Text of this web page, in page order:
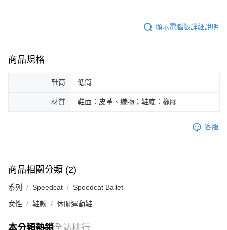
顯示電腦版詳細說明
商品規格
鞋筒 低筒
材質 鞋面：皮革、織物；鞋底：橡膠
客服
商品相關分類 (2)
系列 Speedcat Speedcat Ballet
女性 鞋款 休閒運動鞋